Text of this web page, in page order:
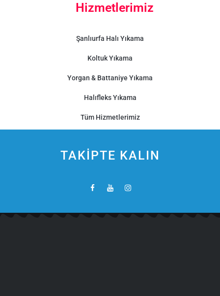
Hizmetlerimiz
Şanlıurfa Halı Yıkama
Koltuk Yıkama
Yorgan & Battaniye Yıkama
Halıfleks Yıkama
Tüm Hizmetlerimiz
TAKİPTE KALIN